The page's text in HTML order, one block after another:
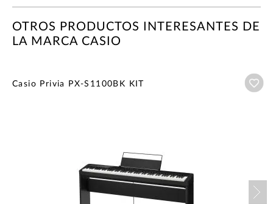
OTROS PRODUCTOS INTERESANTES DE
LA MARCA CASIO
Casio Privia PX-S1100BK KIT